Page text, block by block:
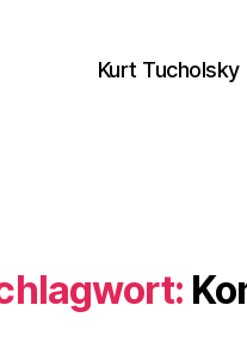
Kurt Tucholsky